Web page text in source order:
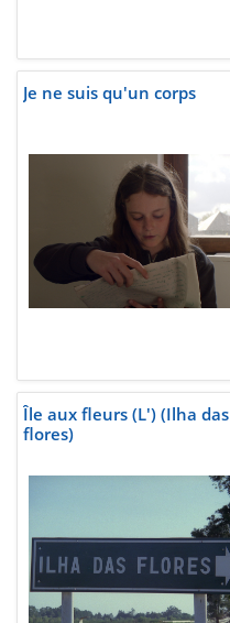
Je ne suis qu'un corps
Île aux fleurs (L') (Ilha das
flores)